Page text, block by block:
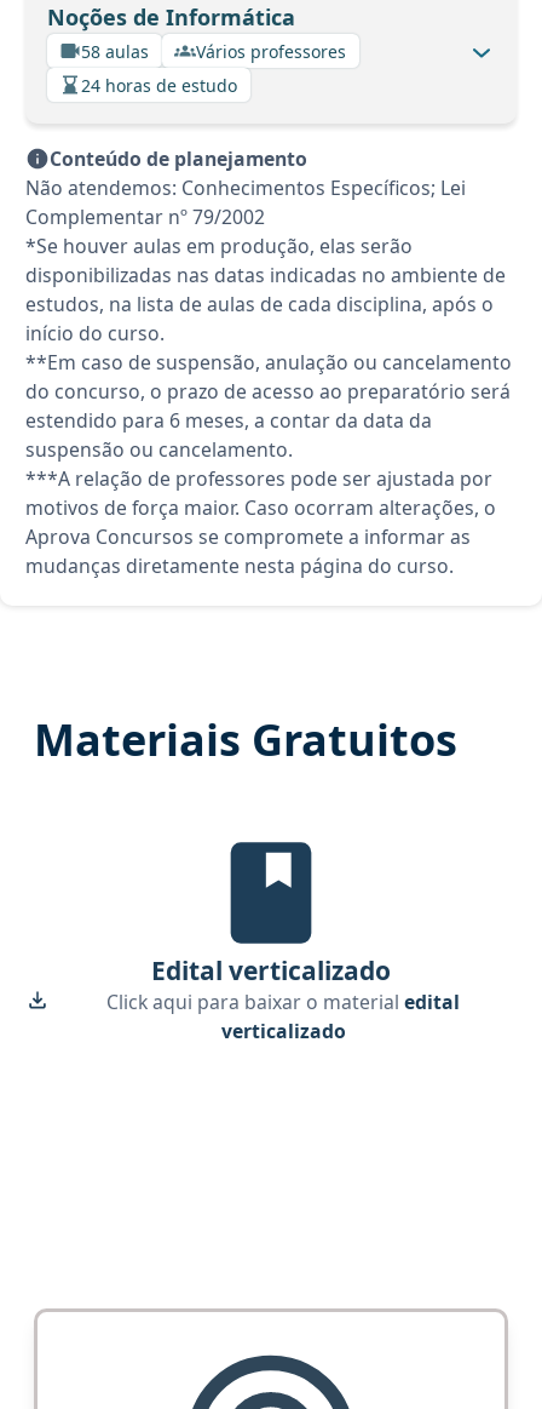
Noções de Informática
58 aulas
Vários professores
24 horas de estudo
Conteúdo de planejamento
Não atendemos: Conhecimentos Específicos; Lei
Complementar nº 79/2002
*Se houver aulas em produção, elas serão
disponibilizadas nas datas indicadas no ambiente de
estudos, na lista de aulas de cada disciplina, após o
início do curso.
**Em caso de suspensão, anulação ou cancelamento
do concurso, o prazo de acesso ao preparatório será
estendido para 6 meses, a contar da data da
suspensão ou cancelamento.
***A relação de professores pode ser ajustada por
motivos de força maior. Caso ocorram alterações, o
Aprova Concursos se compromete a informar as
mudanças diretamente nesta página do curso.
Materiais Gratuitos
Edital Verticalizado, material
Edital verticalizado
Click aqui para baixar o materialedital
verticalizado